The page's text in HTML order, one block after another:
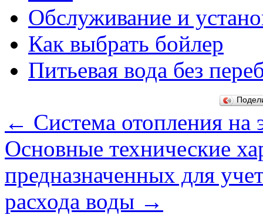
Обслуживание и
Как выбрать бойлер
Питьевая вода без
← Система отопления на
Основные технические
предназначенных для
расхода воды →